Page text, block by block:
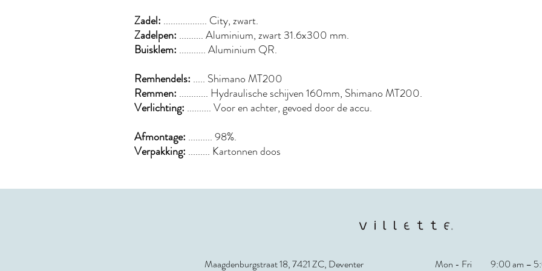
Zadel: .................. City, zwart.
Zadelpen: .......... Aluminium, zwart 31.6x300 mm.
Buisklem: ........... Aluminium QR.
Remhendels: ..... Shimano MT200
Remmen: ............ Hydraulische schijven 160mm, Shimano MT200.
Verlichting: .......... Voor en achter, gevoed door de accu.
Afmontage: .......... 98%.
Verpakking: ......... Kartonnen doos
Maagdenburgstraat 18, 7421 ZC, Deventer Mon - Fri 9:00 am –